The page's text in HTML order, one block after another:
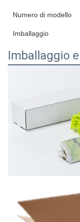
Dimensione del foglio
Stato
Peso netto
Tipo di parassita
Caratteristica
Luogo di origine
Numero di modello